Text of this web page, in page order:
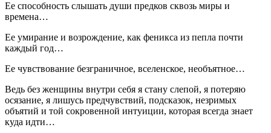
Ее способность слышать души предков сквозь миры и
времена…
Ее умирание и возрождение, как феникса из пепла почти
каждый год…
Ее чувствование безграничное, вселенское, необъятное…
Ведь без женщины внутри себя я стану слепой, я потеряю
осязание, я лишусь предчувствий, подсказок, незримых
объятий и той сокровенной интуиции, которая всегда знает
куда идти…